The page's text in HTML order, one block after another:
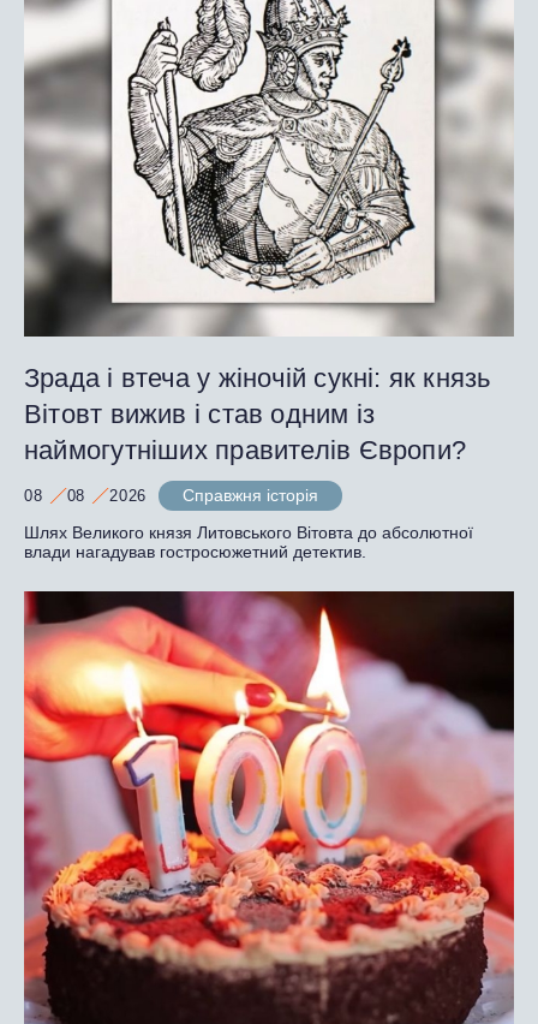
Зрада і втеча у жіночій сукні: як князь
Вітовт вижив і став одним із
наймогутніших правителів Європи?
08 08 2026
Справжня історія
Шлях Великого князя Литовського Вітовта до абсолютної
влади нагадував гостросюжетний детектив.